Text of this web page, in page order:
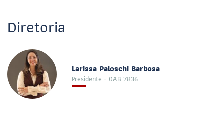
Diretoria
Larissa Paloschi Barbosa
Presidente - OAB 7836